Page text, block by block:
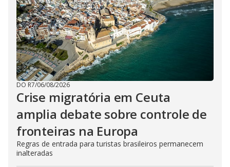
DO R7/06/08/2026
Crise migratória em Ceuta
amplia debate sobre controle de
fronteiras na Europa
Regras de entrada para turistas brasileiros permanecem
inalteradas